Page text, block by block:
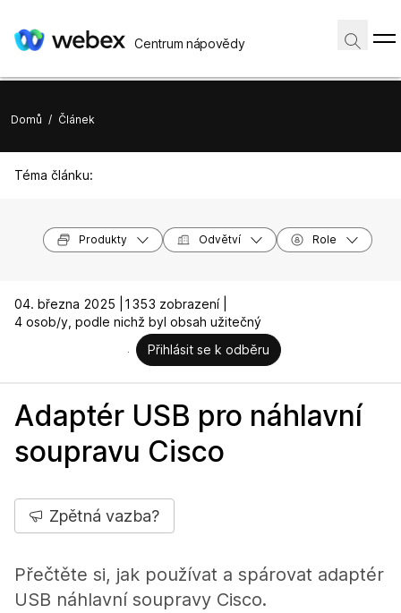
Centrum nápovědy
Domů / Článek
Téma článku:
Produkty Odvětví Role
04. března 2025 |
1353 zobrazení |
4 osob/y, podle nichž byl obsah užitečný
Přihlásit se k odběru
Adaptér USB pro náhlavní
soupravu Cisco
Zpětná vazba?
Přečtěte si, jak používat a spárovat adaptér
USB náhlavní soupravy Cisco.